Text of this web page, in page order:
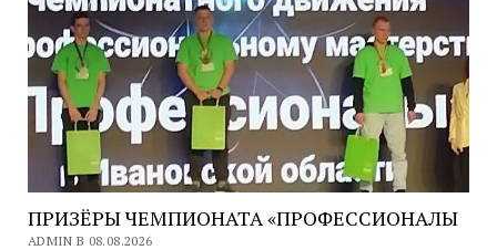
ПРИЗЁРЫ ЧЕМПИОНАТА «ПРОФЕССИОНАЛЫ
ADMIN В 08.08.2026